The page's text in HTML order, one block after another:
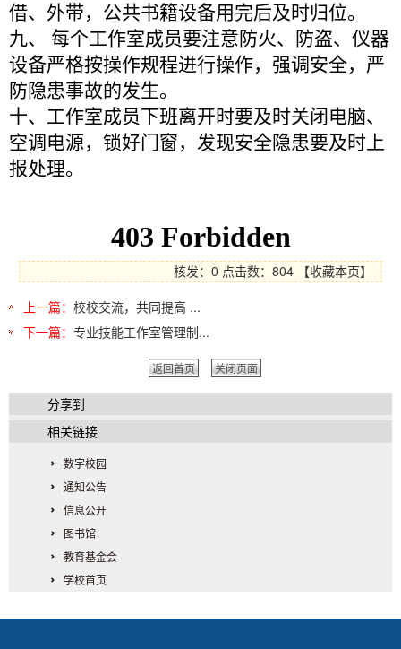
借、外带，公共书籍设备用完后及时归位。
九、 每个工作室成员要注意防火、防盗、仪器
设备严格按操作规程进行操作，强调安全，严
防隐患事故的发生。
十、工作室成员下班离开时要及时关闭电脑、
空调电源，锁好门窗，发现安全隐患要及时上
报处理。
核发：0 点击数：804 【收藏本页】
上一篇： 校校交流，共同提高 ...
下一篇： 专业技能工作室管理制...
返回首页 关闭页面
分享到
相关链接
数字校园
通知公告
信息公开
图书馆
教育基金会
学校首页